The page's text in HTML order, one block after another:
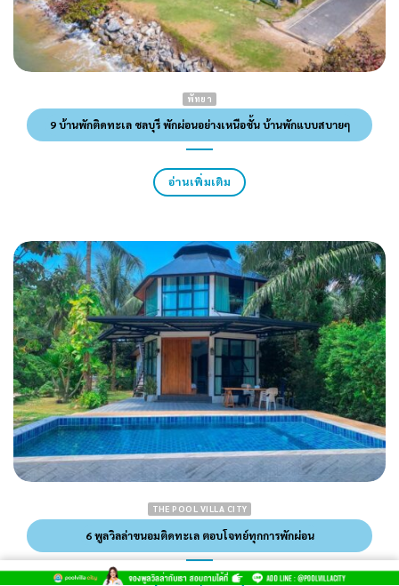
พัทยา
9 บ้านพักติดทะเล ชลบุรี พักผ่อนอย่างเหนือชั้น บ้านพักแบบสบายๆ
อ่านเพิ่มเติม
THE POOL VILLA CITY
6 พูลวิลล่าขนอมติดทะเล ตอบโจทย์ทุกการพักผ่อน